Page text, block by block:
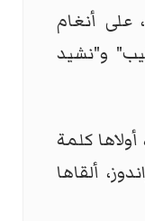
على أنغام
و"نشيد
كلمة
ألقاها